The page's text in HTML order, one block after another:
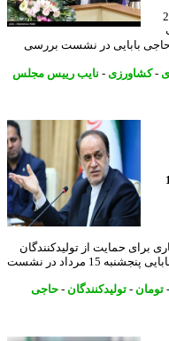
بابایی در نشست بررسی
کشاورزی- نایب رییس مجلس
برای حمایت از تولیدکنندگان
کشاورزی این استان خبر داد. - حمیدرضا حاجی بابایی پنجشنبه 15 مرداد در نشست
-تولیدکنندگان-حاجی